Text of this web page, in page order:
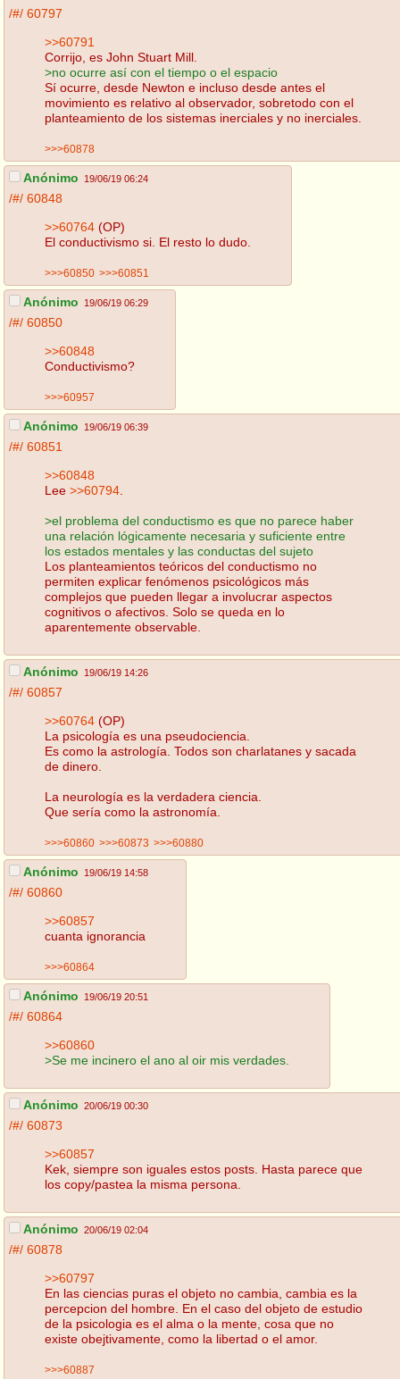
/#/ 60797
>>60791
Corrijo, es John Stuart Mill.
>no ocurre así con el tiempo o el espacio
Sí ocurre, desde Newton e incluso desde antes el
movimiento es relativo al observador, sobretodo con el
planteamiento de los sistemas inerciales y no inerciales.
>>>60878
Anónimo 19/06/19 06:24
/#/ 60848
>>60764 (OP)
El conductivismo si. El resto lo dudo.
>>>60850 >>>60851
Anónimo 19/06/19 06:29
/#/ 60850
>>60848
Conductivismo?
>>>60957
Anónimo 19/06/19 06:39
/#/ 60851
>>60848
Lee >>60794
>el problema del conductismo es que no parece haber
una relación lógicamente necesaria y suficiente entre
los estados mentales y las conductas del sujeto
Los planteamientos teóricos del conductismo no
permiten explicar fenómenos psicológicos más
complejos que pueden llegar a involucrar aspectos
cognitivos o afectivos. Solo se queda en lo
aparentemente observable.
Anónimo 19/06/19 14:26
/#/ 60857
>>60764 (OP)
La psicología es una pseudociencia.
Es como la astrología. Todos son charlatanes y sacada
de dinero.
La neurología es la verdadera ciencia.
Que sería como la astronomía.
>>>60860 >>>60873 >>>60880
Anónimo 19/06/19 14:58
/#/ 60860
>>60857
cuanta ignorancia
>>>60864
Anónimo 19/06/19 20:51
/#/ 60864
>>60860
>Se me incinero el ano al oir mis verdades.
Anónimo 20/06/19 00:30
/#/ 60873
>>60857
Kek, siempre son iguales estos posts. Hasta parece que
los copy/pastea la misma persona.
Anónimo 20/06/19 02:04
/#/ 60878
>>60797
En las ciencias puras el objeto no cambia, cambia es la
percepcion del hombre. En el caso del objeto de estudio
de la psicologia es el alma o la mente, cosa que no
existe obejtivamente, como la libertad o el amor.
>>>60887